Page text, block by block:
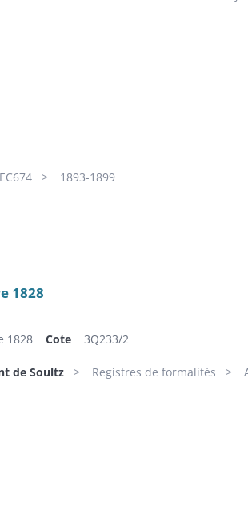
1893-1899
1828
1828 Cote 3Q233/2
de Soultz Registres de formalités